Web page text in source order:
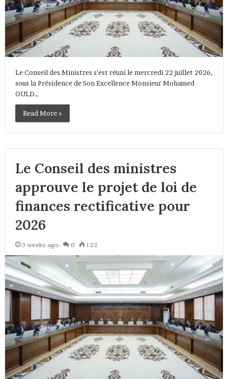
Le Conseil des Ministres s’est réuni le mercredi 22 juillet 2026,
sous la Présidence de Son Excellence Monsieur Mohamed
OULD…
Read More »
Le Conseil des ministres
approuve le projet de loi de
finances rectificative pour
2026
3 weeks ago 0 122